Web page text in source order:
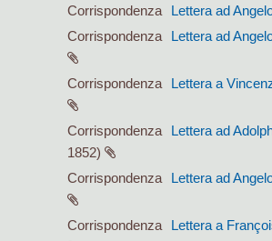
Corrispondenza Lettera ad
Corrispondenza
Lettera ad
Corrispondenza Lettera a
Corrispondenza Lettera ad
1852)
Corrispondenza
Lettera ad
Corrispondenza Lettera a